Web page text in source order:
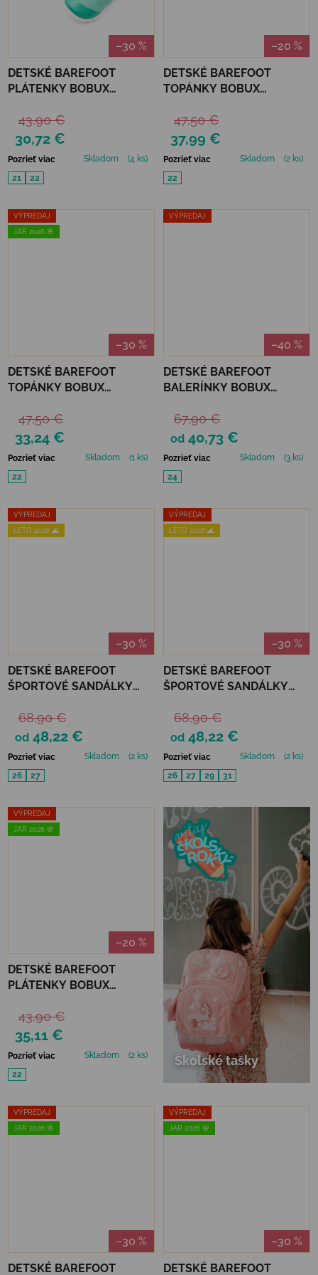
–30 %
DETSKÉ BAREFOOT
PLÁTENKY BOBUX
ORGANIC JELLY MINT
30,72 €
43,90 €
Pozrieť viac Skladom
(4 ks)
21
22
–20 %
DETSKÉ BAREFOOT
TOPÁNKY BOBUX
LEMONADE
37,99 €
47,50 €
Pozrieť viac Skladom
(2 ks)
22
VÝPREDAJ
JAR 2026 🌸
–30 %
DETSKÉ BAREFOOT
TOPÁNKY BOBUX
MEDITERRANEA
33,24 €
47,50 €
Pozrieť viac Skladom
(1 ks)
22
VÝPREDAJ
–40 %
DETSKÉ BAREFOOT
BALERÍNKY BOBUX
od 40,73 €
67,90 €
Pozrieť viac Skladom
(3 ks)
24
VÝPREDAJ
LETO 2026 🌊
–30 %
DETSKÉ BAREFOOT
ŠPORTOVÉ SANDÁLKY
MEDITERRANEA
od 48,22 €
68,90 €
Pozrieť viac Skladom
(2 ks)
26
27
VÝPREDAJ
LETO 2026 🌊
–30 %
DETSKÉ BAREFOOT
ŠPORTOVÉ SANDÁLKY
THISTLE
od 48,22 €
68,90 €
Pozrieť viac Skladom
(2 ks)
26
27 29 31
VÝPREDAJ
JAR 2026 🌸
–20 %
DETSKÉ BAREFOOT
PLÁTENKY BOBUX
ORGANIC NAVY
35,11 €
43,90 €
Pozrieť viac Skladom
(2 ks)
22
Školské tašky
VÝPREDAJ
JAR 2026 🌸
–30 %
DETSKÉ BAREFOOT
VÝPREDAJ
JAR 2026 🌸
–30 %
DETSKÉ BAREFOOT